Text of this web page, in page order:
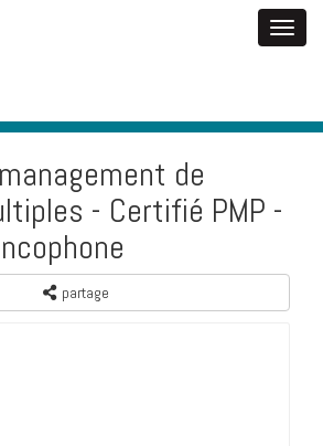
de
- Certifié PMP -
partage